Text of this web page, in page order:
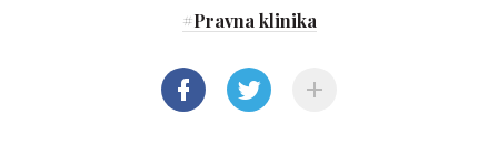
#Pravna klinika